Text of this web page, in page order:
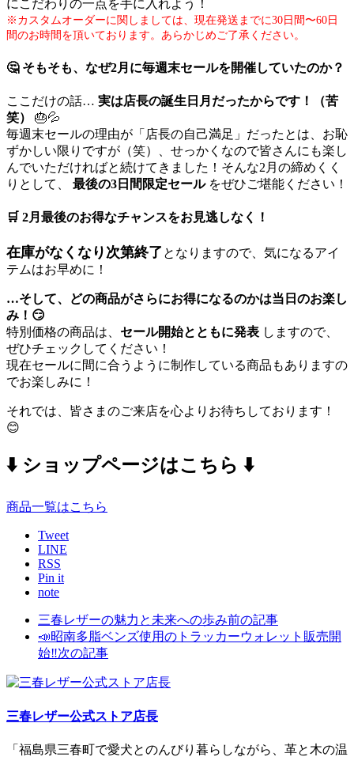
にこだわりの一点を手に入れよう！
※カスタムオーダーに関しましては、現在発送までに30日間〜60日
間のお時間を頂いております。あらかじめご了承ください。
🤔 そもそも、なぜ2月に毎週末セールを開催していたのか？
ここだけの話… 実は店長の誕生日月だったからです！（苦
笑）
🎂💦
毎週末セールの理由が「店長の自己満足」だったとは、お恥
ずかしい限りですが（笑）、せっかくなので皆さんにも楽し
んでいただければと続けてきました！そんな2月の締めくく
りとして、 最後の3日間限定セールをぜひご堪能ください！
🛒 2月最後のお得なチャンスをお見逃しなく！
在庫がなくなり次第終了 となりますので、気になるアイ
テムはお早めに！
…そして、どの商品がさらにお得になるのかは当日のお楽し
み！😏
特別価格の商品は、 セール開始とともに発表 しますので、
ぜひチェックしてください！
現在セールに間に合うように制作している商品もありますの
でお楽しみに！
それでは、皆さまのご来店を心よりお待ちしております！
😊
⬇️ ショップページはこちら ⬇️
商品一覧はこちら
Tweet
LINE
RSS
Pin it
note
三春レザーの魅力と未来への歩み前の記事
📣昭南多脂ベンズ使用のトラッカーウォレット販売開
始‼️次の記事
三春レザー公式ストア店長
「福島県三春町で愛犬とのんびり暮らしながら、革と木の温